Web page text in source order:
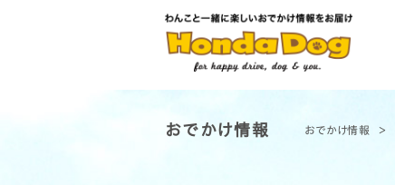
おでかけ情報 おでかけ情報